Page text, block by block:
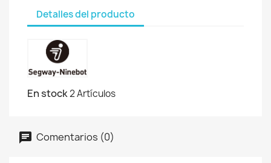
Detalles del producto
En stock2 Artículos
Comentarios (0)